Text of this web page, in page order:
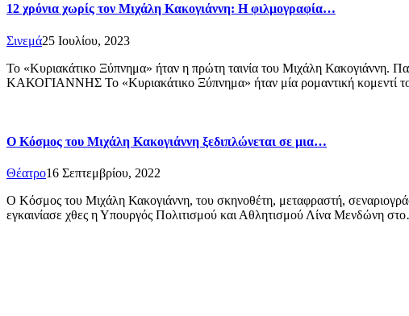
12 χρόνια χωρίς τον Μιχάλη Κακογιάννη: Η φιλμογραφία…
Σινεμά25 Ιουλίου, 2023
Το «Κυριακάτικο Ξύπνημα» ήταν η πρώτη ταινία του Μιχάλη Κακογιάννη.
ΚΑΚΟΓΙΑΝΝΗΣ Το «Κυριακάτικο Ξύπνημα» ήταν μία ρομαντική κομεντί
Ο Κόσμος του Μιχάλη Κακογιάννη ξεδιπλώνεται σε μια…
Θέατρο16 Σεπτεμβρίου, 2022
Ο Κόσμος του Μιχάλη Κακογιάννη, του σκηνοθέτη, μεταφραστή,
εγκαινίασε χθες η Υπουργός Πολιτισμού και Αθλητισμού Λίνα Μενδώνη